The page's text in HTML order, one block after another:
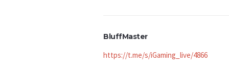
BluffMaster
https://t.me/s/iGaming_live/4866